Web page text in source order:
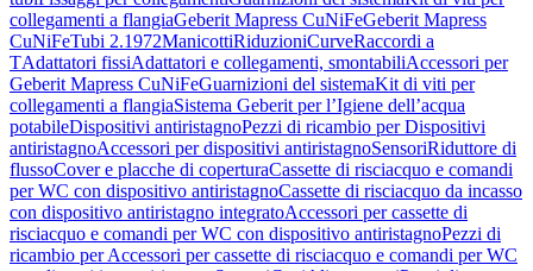
collegamenti a flangiaGeberit Mapress CuNiFeGeberit Mapress
CuNiFeTubi 2.1972ManicottiRiduzioniCurveRaccordi a
TAdattatori fissiAdattatori e collegamenti, smontabiliAccessori per
Geberit Mapress CuNiFeGuarnizioni del sistemaKit di viti per
collegamenti a flangiaSistema Geberit per l’Igiene dell’acqua
potabileDispositivi antiristagnoPezzi di ricambio per Dispositivi
antiristagnoAccessori per dispositivi antiristagnoSensoriRiduttore di
flussoCover e placche di coperturaCassette di risciacquo e comandi
per WC con dispositivo antiristagnoCassette di risciacquo da incasso
con dispositivo antiristagno integratoAccessori per cassette di
risciacquo e comandi per WC con dispositivo antiristagnoPezzi di
ricambio per Accessori per cassette di risciacquo e comandi per WC